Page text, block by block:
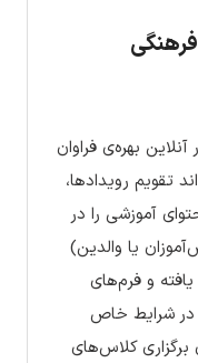
بهره‌ی فراوان
تقویم رویدادها،
آموزشی را در
یا والدین)
و فرم‌های
در شرایط خاص
برگزاری کلاس‌های